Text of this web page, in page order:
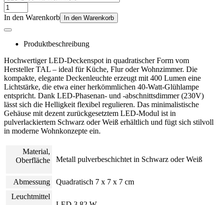
In den Warenkorb In den Warenkorb
Produktbeschreibung
Hochwertiger LED-Deckenspot in quadratischer Form vom
Hersteller TAL – ideal für Küche, Flur oder Wohnzimmer. Die
kompakte, elegante Deckenleuchte erzeugt mit 400 Lumen eine
Lichtstärke, die etwa einer herkömmlichen 40-Watt-Glühlampe
entspricht. Dank LED-Phasenan- und -abschnittsdimmer (230V)
lässt sich die Helligkeit flexibel regulieren. Das minimalistische
Gehäuse mit dezent zurückgesetztem LED-Modul ist in
pulverlackiertem Schwarz oder Weiß erhältlich und fügt sich stilvoll
in moderne Wohnkonzepte ein.
Material,
Oberfläche
Metall pulverbeschichtet in Schwarz oder Weiß
Abmessung
Quadratisch 7 x 7 x 7 cm
Leuchtmittel